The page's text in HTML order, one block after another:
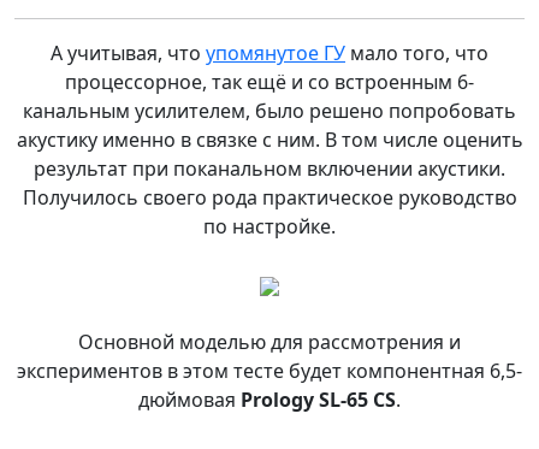
А учитывая, что упомянутое ГУ мало того, что
процессорное, так ещё и со встроенным 6-
канальным усилителем, было решено попробовать
акустику именно в связке с ним. В том числе оценить
результат при поканальном включении акустики.
Получилось своего рода практическое руководство
по настройке.
Основной моделью для рассмотрения и
экспериментов в этом тесте будет компонентная 6,5-
дюймовая Prology SL-65 CS.